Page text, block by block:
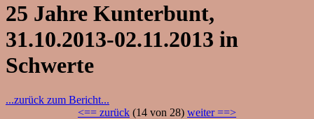
25 Jahre Kunterbunt,
31.10.2013-02.11.2013 in
Schwerte
...zurück zum Bericht...
<== zurück (14 von 28) weiter ==>